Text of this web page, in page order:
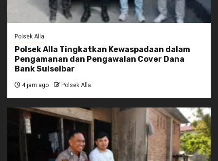
Polsek Alla
Polsek Alla Tingkatkan Kewaspadaan dalam
Pengamanan dan Pengawalan Cover Dana
Bank Sulselbar
4 jam ago Polsek Alla